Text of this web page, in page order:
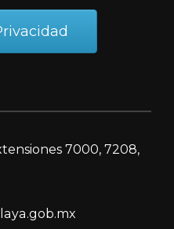
7000, 7208,